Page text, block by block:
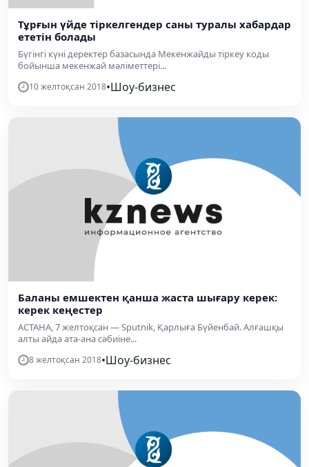
Тұрғын үйде тіркелгендер саны туралы хабардар
ететін болады
Бүгінгі күні деректер базасында Мекенжайды тіркеу коды
бойынша мекенжай мәліметтері...
10 желтоқсан 2018•Шоу-бизнес
Баланы емшектен қанша жаста шығару керек:
керек кеңестер
АСТАНА, 7 желтоқсан — Sputnik, Қарлыға Бүйенбай. Алғашқы
алты айда ата-ана сәбиіне...
8 желтоқсан 2018•Шоу-бизнес